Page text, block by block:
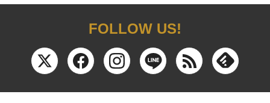
FOLLOW US!